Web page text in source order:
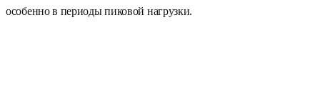
особенно в периоды пиковой нагрузки.